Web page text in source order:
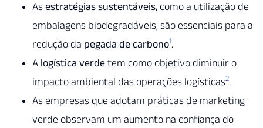
As estratégias sustentáveis, como a utilização de
embalagens biodegradáveis, são essenciais para a
redução da pegada de carbono1.
A logística verde tem como objetivo diminuir o
impacto ambiental das operações logísticas2.
As empresas que adotam práticas de marketing
verde observam um aumento na confiança do